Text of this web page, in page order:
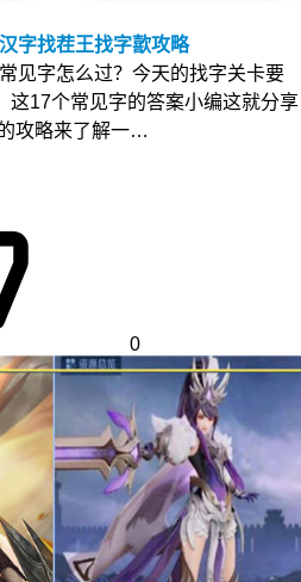
字找茬王找字歖攻略
字怎么过？今天的找字关卡要
这17个常见字的答案小编这就分享
攻略来了解一…
0